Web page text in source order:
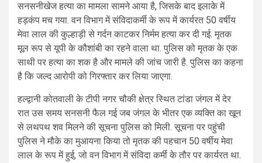
सनसनीखेज हत्या का मामला सामने आया है, जिसके बाद इलाके में
हड़कंप मच गया. वन विभाग में संविदाकर्मी के रूप में कार्यरत 50 वर्षीय
मेवा लाल की कुल्हाड़ी से गर्दन काटकर निर्मम हत्या कर दी गई. मृतक
मूल रूप से यूपी के कौशांबी का रहने वाला था. पुलिस को मृतक के एक
साथी पर हत्या का शक है और मामले की जांच जारी है. पुलिस का कहना
है कि जल्द आरोपी को गिरफ्तार कर लिया जाएगा.
हल्द्वानी कोतवाली के टीपी नगर चौकी क्षेत्र स्थित टांडा जंगल में देर
रात उस समय सनसनी फैल गई जब जंगल के भीतर एक व्यक्ति का खून
से लथपथ शव मिलने की सूचना पुलिस को मिली. सूचना पर पहुंची
पुलिस ने मौके का मुआयना किया तो मृतक की पहचान 50 वर्षीय मेवा
लाल के रूप में हुई, जो वन विभाग में संविदा कर्मी के तौर पर कार्यरत था.